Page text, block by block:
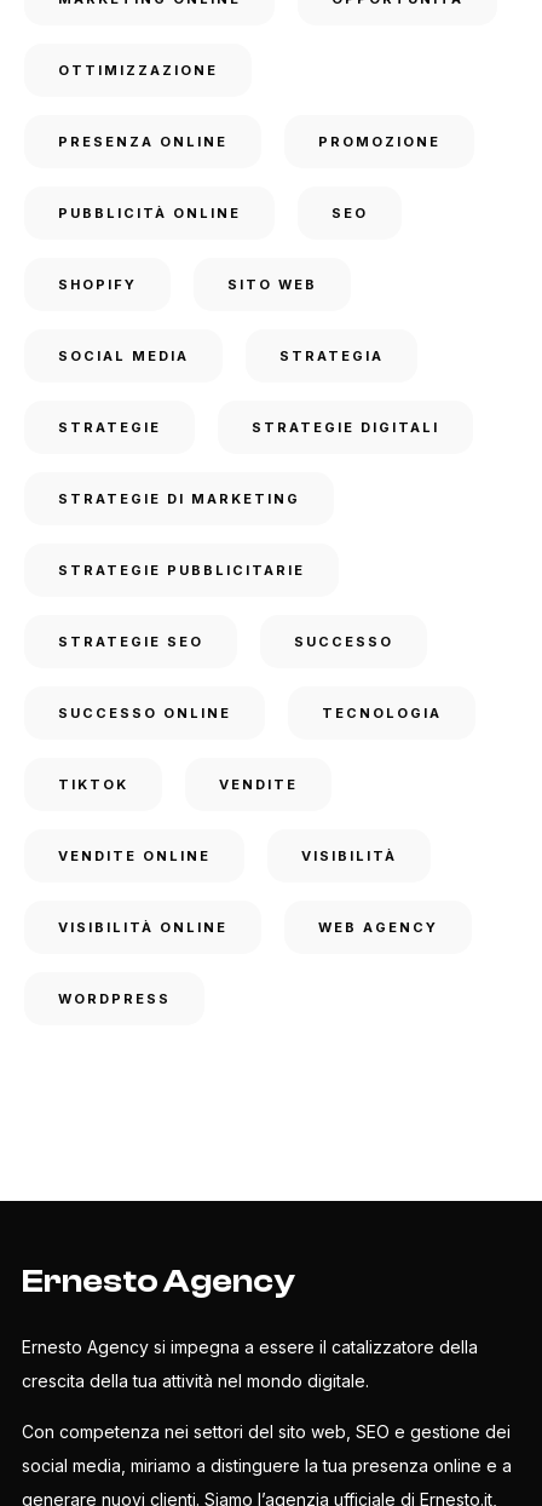
OTTIMIZZAZIONE
PRESENZA ONLINE PROMOZIONE
PUBBLICITÀ ONLINE SEO
SHOPIFY SITO WEB
SOCIAL MEDIA STRATEGIA
STRATEGIE STRATEGIE DIGITALI
STRATEGIE DI MARKETING
STRATEGIE PUBBLICITARIE
STRATEGIE SEO SUCCESSO
SUCCESSO ONLINE TECNOLOGIA
TIKTOK VENDITE
VENDITE ONLINE VISIBILITÀ
VISIBILITÀ ONLINE WEB AGENCY
WORDPRESS
Ernesto Agency
Ernesto Agency si impegna a essere il catalizzatore della
crescita della tua attività nel mondo digitale.
Con competenza nei settori del sito web, SEO e gestione dei
social media, miriamo a distinguere la tua presenza online e a
generare nuovi clienti. Siamo l’agenzia ufficiale di Ernesto.it,